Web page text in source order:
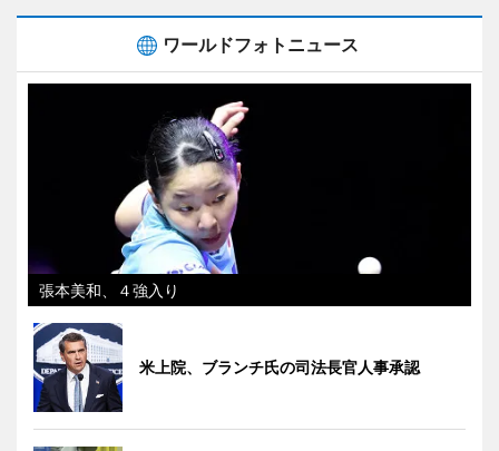
ワールドフォトニュース
張本美和、４強入り
米上院、ブランチ氏の司法長官人事承認